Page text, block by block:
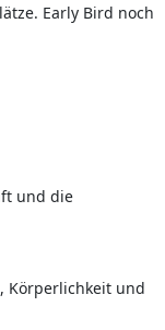
Early Bird noch
Körperlichkeit und